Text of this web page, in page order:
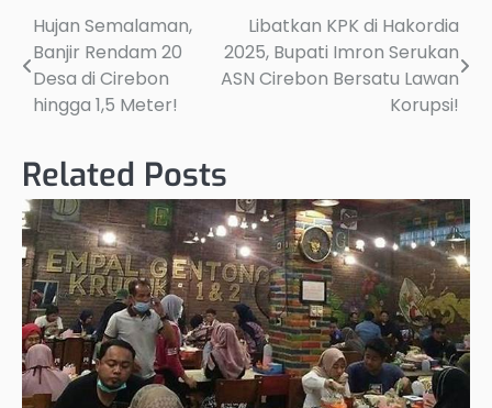
Post
navigation
Hujan Semalaman,
Banjir Rendam 20
Desa di Cirebon
hingga 1,5 Meter!
Libatkan KPK di Hakordia
2025, Bupati Imron Serukan
ASN Cirebon Bersatu Lawan
Korupsi!
Related Posts